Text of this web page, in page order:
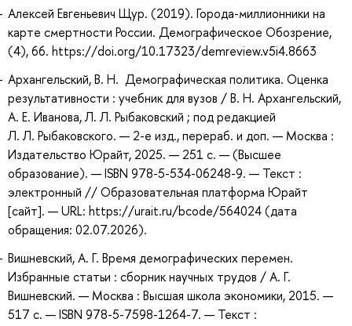
Алексей Евгеньевич Щур. (2019). Города-миллионники на
карте смертности России. Демографическое Обозрение,
(4), 66. https://doi.org/10.17323/demreview.v5i4.8663
Архангельский, В. Н. Демографическая политика. Оценка
результативности : учебник для вузов / В. Н. Архангельский,
А. Е. Иванова, Л. Л. Рыбаковский ; под редакцией
Л. Л. Рыбаковского. — 2-е изд., перераб. и доп. — Москва :
Издательство Юрайт, 2025. — 251 с. — (Высшее
образование). — ISBN 978-5-534-06248-9. — Текст :
электронный // Образовательная платформа Юрайт
[сайт]. — URL: https://urait.ru/bcode/564024 (дата
обращения: 02.07.2026).
Вишневский, А. Г. Время демографических перемен.
Избранные статьи : сборник научных трудов / А. Г.
Вишневский. — Москва : Высшая школа экономики, 2015. —
517 с. — ISBN 978-5-7598-1264-7. — Текст :